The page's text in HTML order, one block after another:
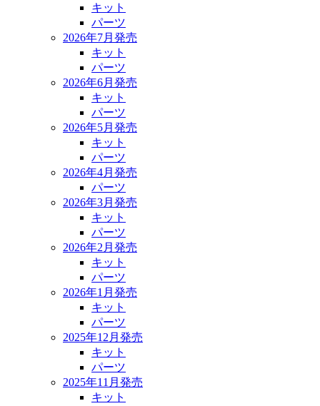
キット
パーツ
2026年7月発売
キット
パーツ
2026年6月発売
キット
パーツ
2026年5月発売
キット
パーツ
2026年4月発売
パーツ
2026年3月発売
キット
パーツ
2026年2月発売
キット
パーツ
2026年1月発売
キット
パーツ
2025年12月発売
キット
パーツ
2025年11月発売
キット